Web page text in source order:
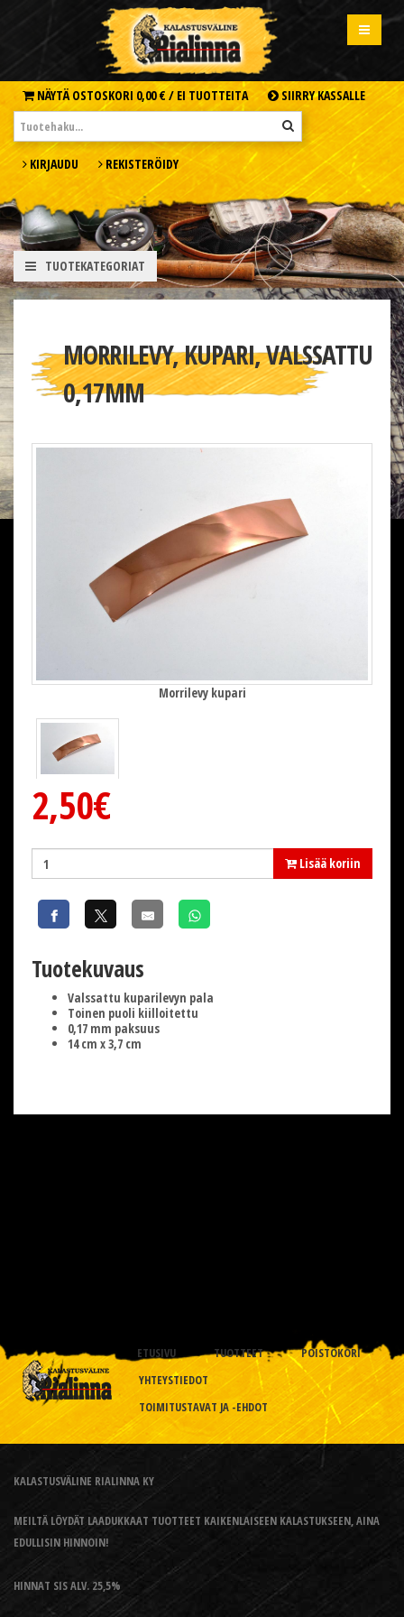
NÄYTÄ OSTOSKORI 0,00 € / EI TUOTTEITA SIIRRY KASSALLE
KIRJAUDU REKISTERÖIDY
TUOTEKATEGORIAT
MORRILEVY, KUPARI, VALSSATTU
0,17MM
Morrilevy kupari
2,50€
Lisää koriin
Tuotekuvaus
Valssattu kuparilevyn pala
Toinen puoli kiilloitettu
0,17 mm paksuus
14 cm x 3,7 cm
ETUSIVU TUOTTEET
POISTOKORI
YHTEYSTIEDOT
TOIMITUSTAVAT JA -EHDOT
KALASTUSVÄLINE RIALINNA KY
MEILTÄ LÖYDÄT LAADUKKAAT TUOTTEET KAIKENLAISEEN KALASTUKSEEN, AINA
EDULLISIN HINNOIN!
HINNAT SIS ALV. 25,5%